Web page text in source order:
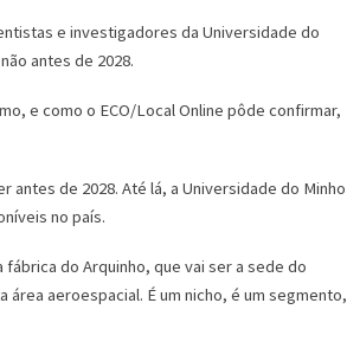
e investigadores da Universidade do
antes de 2028.
e como o ECO/Local Online pôde confirmar,
de 2028. Até lá, a Universidade do Minho
no país.
do Arquinho, que vai ser a sede do
aeroespacial. É um nicho, é um segmento,